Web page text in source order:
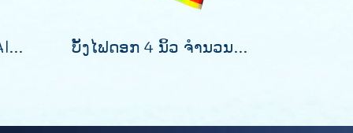
ສຸກສັນ 168th Match All-Star Reunion ບັ້ງໄຟດອກ 4 ນິ້ວ ຈຳນວນ 16 ລູກ.